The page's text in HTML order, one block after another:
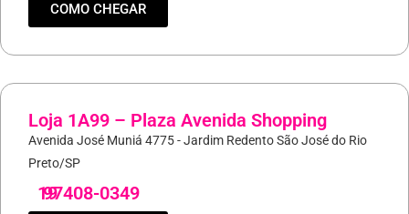
COMO CHEGAR
Loja 1A99 – Plaza Avenida Shopping
Avenida José Muniá 4775 - Jardim Redento São José do Rio
Preto/SP
19
97408-0349